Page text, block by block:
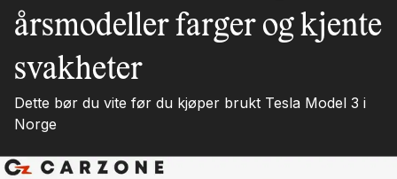
årsmodeller farger og kjente
svakheter
Dette bør du vite før du kjøper brukt Tesla Model 3 i
Norge